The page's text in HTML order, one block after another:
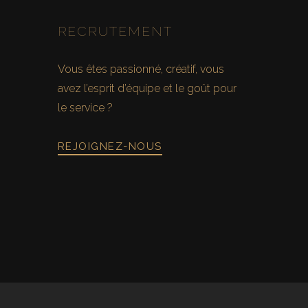
RECRUTEMENT
Vous êtes passionné, créatif, vous
avez l’esprit d’équipe et le goût pour
le service ?
REJOIGNEZ-NOUS